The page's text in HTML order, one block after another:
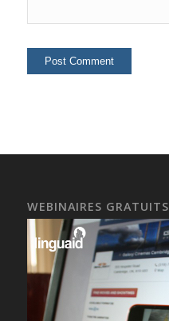
WEBINAIRES GRATUITS